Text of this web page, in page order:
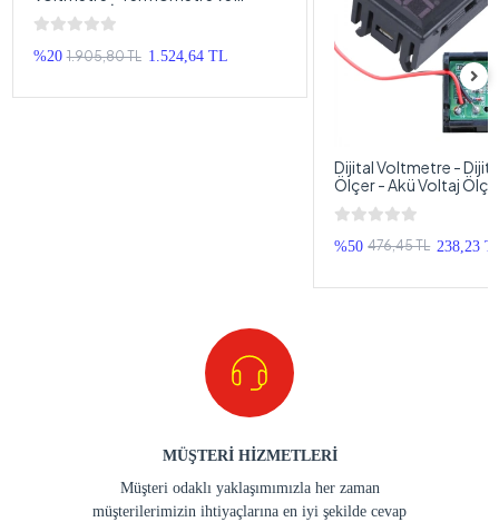
Voltmetre İkisi Bir Arada
%20 1.905,80 TL 1.524,64 TL
Dijital Voltmetre -
Ölçer - Akü Voltaj
%50 476,45 TL 238,23
MÜŞTERİ HİZMETLERİ
Müşteri odaklı yaklaşımımızla her zaman
müşterilerimizin ihtiyaçlarına en iyi şekilde cevap